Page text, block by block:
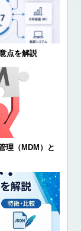
点を解説
理（MDM）と